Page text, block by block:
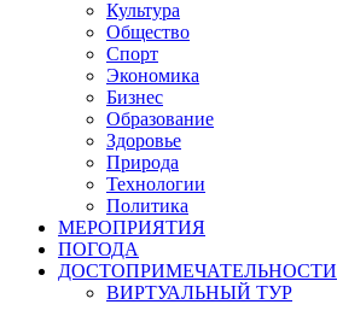
Культура
Общество
Спорт
Экономика
Бизнес
Образование
Здоровье
Природа
Технологии
Политика
МЕРОПРИЯТИЯ
ПОГОДА
ДОСТОПРИМЕЧАТЕЛЬНОСТИ
ВИРТУАЛЬНЫЙ ТУР